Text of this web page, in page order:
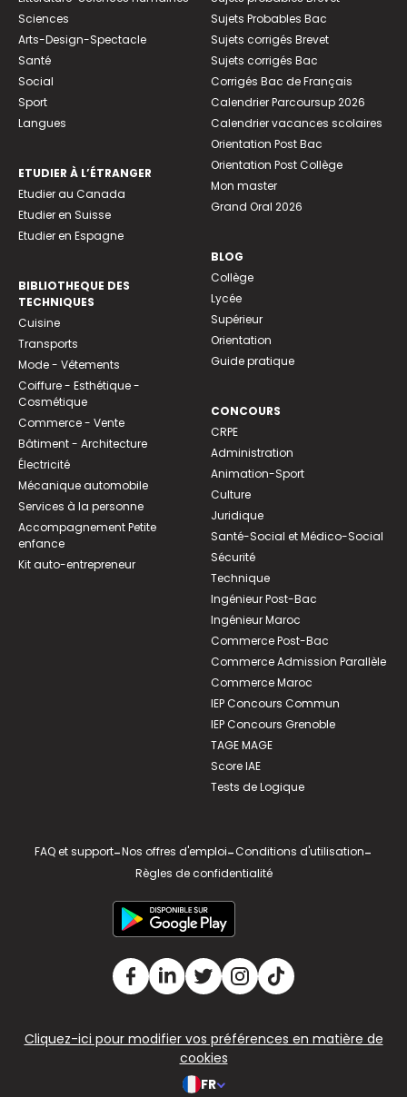
Sciences
Arts-Design-Spectacle
Santé
Social
Sport
Langues
ETUDIER À L’ÉTRANGER
Etudier au Canada
Etudier en Suisse
Etudier en Espagne
BIBLIOTHEQUE DES
TECHNIQUES
Cuisine
Transports
Mode - Vêtements
Coiffure - Esthétique -
Cosmétique
Commerce - Vente
Bâtiment - Architecture
Électricité
Mécanique automobile
Services à la personne
Accompagnement Petite
enfance
Kit auto-entrepreneur
Sujets Probables Bac
Sujets corrigés Brevet
Sujets corrigés Bac
Corrigés Bac de Français
Calendrier Parcoursup 2026
Calendrier vacances scolaires
Orientation Post Bac
Orientation Post Collège
Mon master
Grand Oral 2026
BLOG
Collège
Lycée
Supérieur
Orientation
Guide pratique
CONCOURS
CRPE
Administration
Animation-Sport
Culture
Juridique
Santé-Social et Médico-Social
Sécurité
Technique
Ingénieur Post-Bac
Ingénieur Maroc
Commerce Post-Bac
Commerce Admission Parallèle
Commerce Maroc
IEP Concours Commun
IEP Concours Grenoble
TAGE MAGE
Score IAE
Tests de Logique
FAQ et support-Nos offres d'emploi-Conditions d'utilisation-
Règles de confidentialité
Cliquez-ici pour modifier vos préférences en matière de
cookies
FR